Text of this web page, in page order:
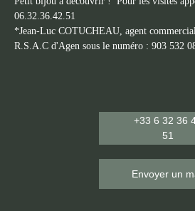
06.32.36.42.51
*Jean-Luc COTUCHEAU, agent
R.S.A.C d'Agen sous le numéro : 903 532
+33 6 32 36
51
Envoyer un